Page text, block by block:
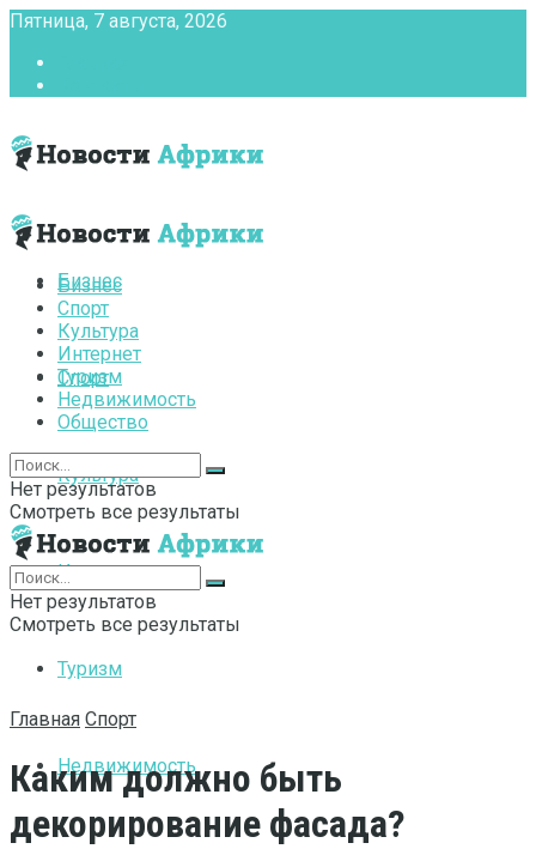
Пятница, 7 августа, 2026
Бизнес
Спорт
Культура
Интернет
Туризм
Недвижимость
Бизнес
Спорт
Культура
Интернет
Туризм
Недвижимость
Общество
Нет результатов
Смотреть все результаты
Нет результатов
Смотреть все результаты
Главная Спорт
Каким должно быть
декорирование фасада?